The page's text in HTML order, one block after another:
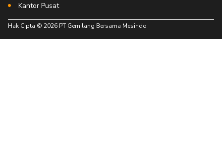
Kantor Pusat
Hak Cipta © 2026 PT Gemilang Bersama Mesindo